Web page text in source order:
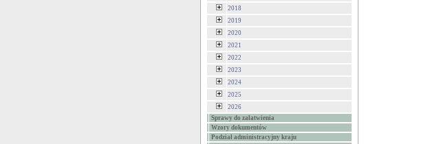
2018
2019
2020
2021
2022
2023
2024
2025
2026
Sprawy do załatwienia
Wzory dokumentów
Podział administracyjny kraju